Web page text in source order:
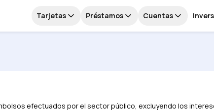
Tarjetas Préstamos Cuentas
efectuados por el sector público, excluyendo los